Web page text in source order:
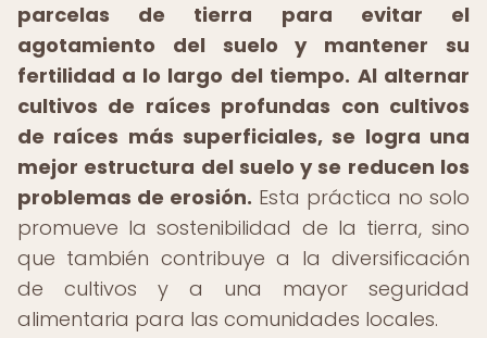
parcelas de tierra para evitar el
agotamiento del suelo y mantener su
fertilidad a lo largo del tiempo. Al alternar
cultivos de raíces profundas con cultivos
de raíces más superficiales, se logra una
mejor estructura del suelo y se reducen los
problemas de erosión. Esta práctica no solo
promueve la sostenibilidad de la tierra, sino
que también contribuye a la diversificación
de cultivos y a una mayor seguridad
alimentaria para las comunidades locales.